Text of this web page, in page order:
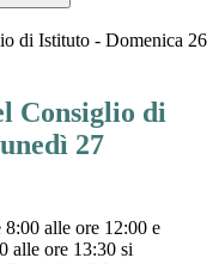
di Istituto - Domenica 26
Consiglio di
27
8:00 alle ore 12:00 e
alle ore 13:30 si